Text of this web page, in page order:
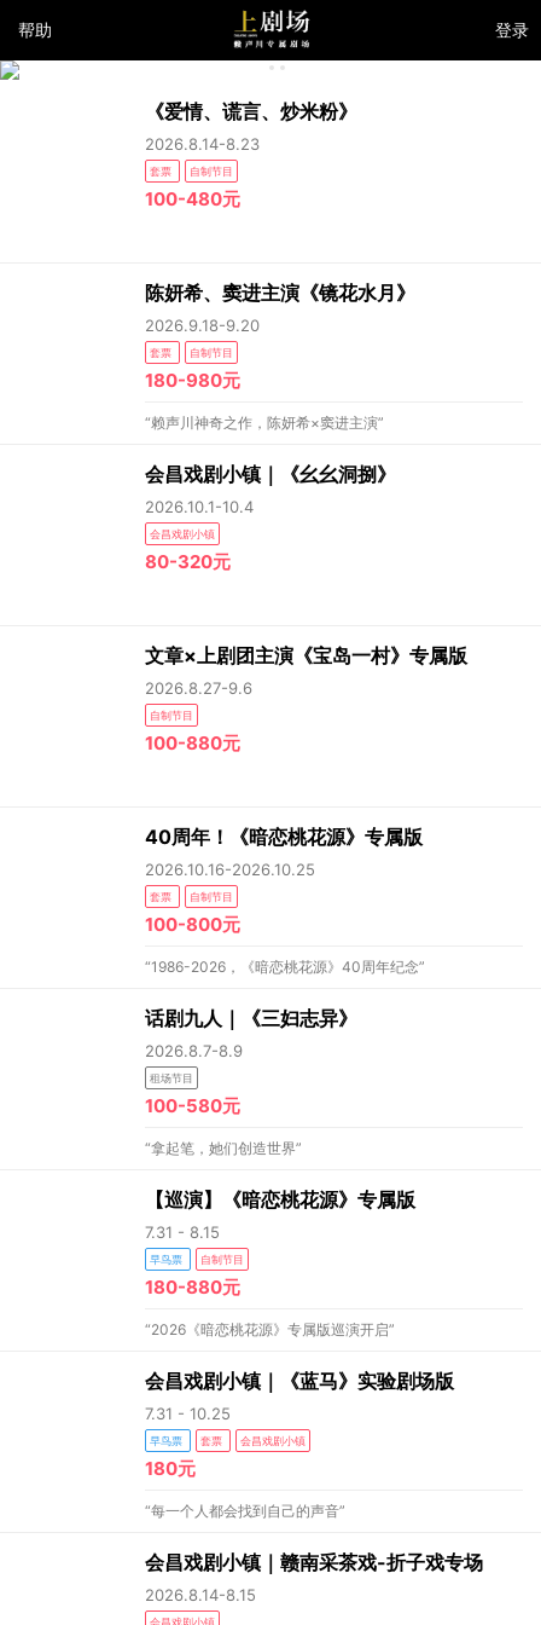
帮助 登录
《爱情、谎言、炒米粉》
2026.8.14-8.23
套票 自制节目
100-480元
陈妍希、窦进主演《镜花水月》
2026.9.18-9.20
套票 自制节目
180-980元
“赖声川神奇之作，陈妍希×窦进主演”
会昌戏剧小镇｜《幺幺洞捌》
2026.10.1-10.4
会昌戏剧小镇
80-320元
文章×上剧团主演《宝岛一村》专属版
2026.8.27-9.6
自制节目
100-880元
40周年！《暗恋桃花源》专属版
2026.10.16-2026.10.25
套票 自制节目
100-800元
“1986-2026，《暗恋桃花源》40周年纪念”
话剧九人｜《三妇志异》
2026.8.7-8.9
租场节目
100-580元
“拿起笔，她们创造世界”
【巡演】《暗恋桃花源》专属版
7.31 - 8.15
早鸟票 自制节目
180-880元
“2026《暗恋桃花源》专属版巡演开启”
会昌戏剧小镇｜《蓝马》实验剧场版
7.31 - 10.25
早鸟票 套票 会昌戏剧小镇
180元
“每一个人都会找到自己的声音”
会昌戏剧小镇｜赣南采茶戏-折子戏专场
2026.8.14-8.15
会昌戏剧小镇